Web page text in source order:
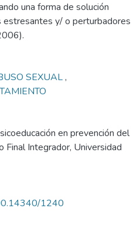
una forma de solución
y/ o perturbadores
SEXUAL,
en prevención del
Final Integrador, Universidad
1240